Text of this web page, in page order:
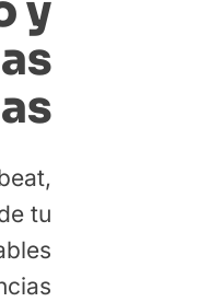
y
tu